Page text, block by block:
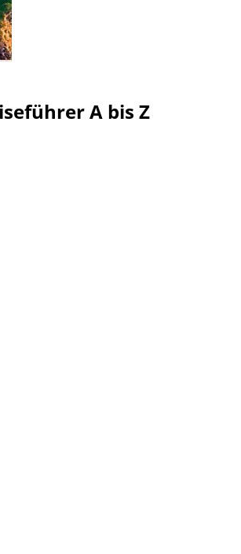
A bis Z